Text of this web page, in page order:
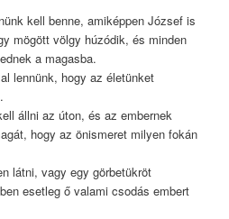
kell benne, amiképpen József is
mögött völgy húzódik, és minden
a magasba.
lennünk, hogy az életünket
állni az úton, és az embernek
hogy az önismeret milyen fokán
látni, vagy egy görbetükröt
esetleg ő valami csodás embert